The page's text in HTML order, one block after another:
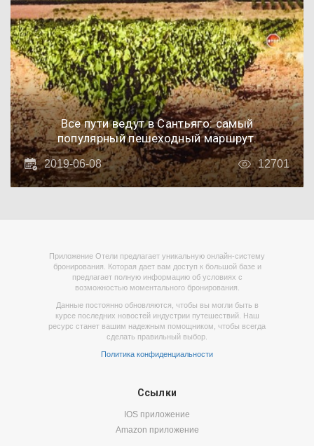
Все пути ведут в Сантьяго: самый
популярный пешеходный маршрут.
2019-06-08 12701
Приложение Отели предлагает уникальную онлайн-систему
бронирования. Которая дает вам доступ к большой базе и
предлагает полную информацию об условиях с
возможностью моментального бронирования.
Данные постоянно обновляются, чтобы вы могли быть в
курсе последних новостей индустрии путешествий. Наш
ресурс станет вашим надежным помощником, чтобы всегда
сделать правильный выбор.
Политика конфиденциальности
Ссылки
IOS приложение
Amazon приложение